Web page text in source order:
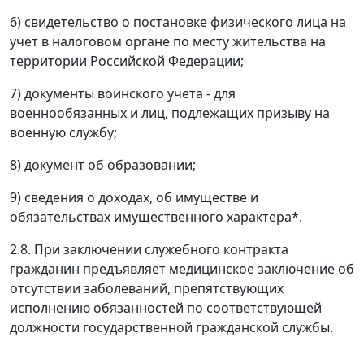
6) свидетельство о постановке физического лица на
учет в налоговом органе по месту жительства на
территории Российской Федерации;
7) документы воинского учета - для
военнообязанных и лиц, подлежащих призыву на
военную службу;
8) документ об образовании;
9) сведения о доходах, об имуществе и
обязательствах имущественного характера*.
2.8. При заключении служебного контракта
гражданин предъявляет медицинское заключение об
отсутствии заболеваний, препятствующих
исполнению обязанностей по соответствующей
должности государственной гражданской службы.